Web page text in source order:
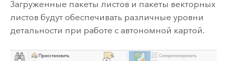
Загруженные пакеты листов и пакеты векторных
листов будут обеспечивать различные уровни
детальности при работе с автономной картой.